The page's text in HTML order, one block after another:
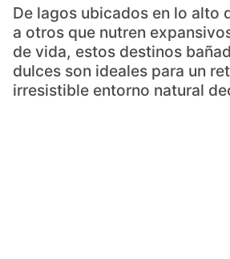
De lagos ubicados en lo alto
a otros que nutren
de vida, estos destinos
dulces son ideales para un
irresistible entorno natural